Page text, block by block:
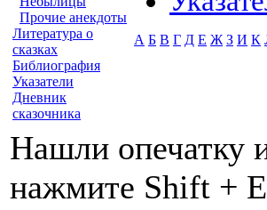
Прочие анекдоты
Литература о
сказках
Библиография
Указатели
Дневник
сказочника
А Б В Г Д Е Ж З И К
Нашли опечатку
нажмите Shift +